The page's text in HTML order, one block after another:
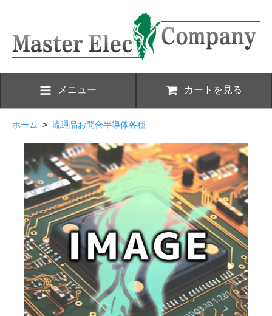
メニュー カートを見る
ホーム > 流通品お問合半導体各種